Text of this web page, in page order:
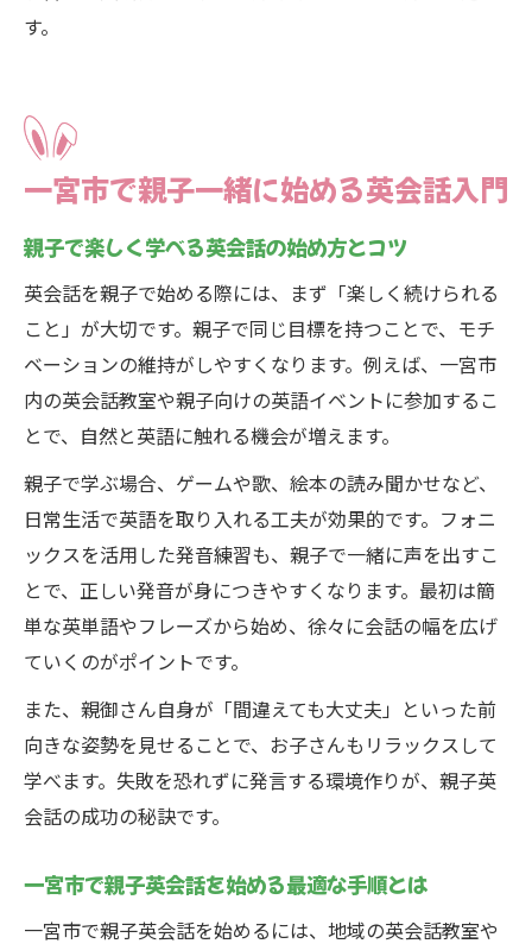
す。
一宮市で親子一緒に始める英会話入門
親子で楽しく学べる英会話の始め方とコツ
英会話を親子で始める際には、まず「楽しく続けられる
こと」が大切です。親子で同じ目標を持つことで、モチ
ベーションの維持がしやすくなります。例えば、一宮市
内の英会話教室や親子向けの英語イベントに参加するこ
とで、自然と英語に触れる機会が増えます。
親子で学ぶ場合、ゲームや歌、絵本の読み聞かせなど、
日常生活で英語を取り入れる工夫が効果的です。フォニ
ックスを活用した発音練習も、親子で一緒に声を出すこ
とで、正しい発音が身につきやすくなります。最初は簡
単な英単語やフレーズから始め、徐々に会話の幅を広げ
ていくのがポイントです。
また、親御さん自身が「間違えても大丈夫」といった前
向きな姿勢を見せることで、お子さんもリラックスして
学べます。失敗を恐れずに発言する環境作りが、親子英
会話の成功の秘訣です。
一宮市で親子英会話を始める最適な手順とは
一宮市で親子英会話を始めるには、地域の英会話教室や